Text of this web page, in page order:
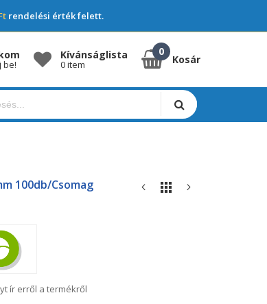
rendelési érték felett.
be!
Kívánságlista
0 item Kosár
100db/csomag
ír erről a termékről